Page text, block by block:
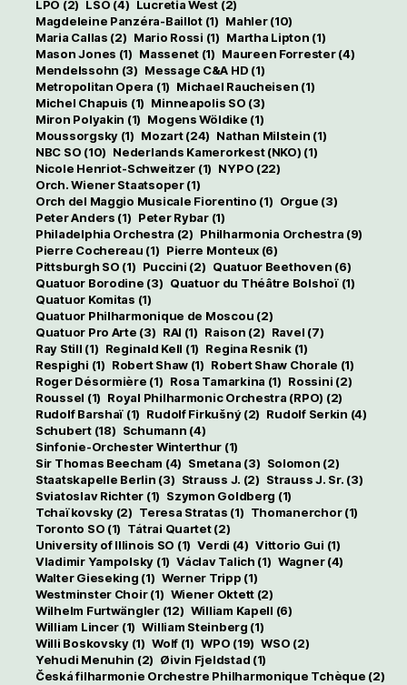
LPO (2) LSO (4) Lucretia West (2)
Magdeleine Panzéra-Baillot(1) Mahler(10)
Maria Callas (2) Mario Rossi (1) Martha Lipton (1)
Mason Jones (1) Massenet(1) Maureen Forrester(4)
Mendelssohn (3) Message C&A HD (1)
Metropolitan Opera (1) Michael Raucheisen (1)
Michel Chapuis (1) Minneapolis SO (3)
Miron Polyakin (1) Mogens Wöldike (1)
Moussorgsky(1) Mozart(24) Nathan Milstein (1)
NBC SO (10) Nederlands Kamerorkest (NKO) (1)
Nicole Henriot-Schweitzer (1) NYPO (22)
Orch. Wiener Staatsoper(1)
Orch del Maggio Musicale Fiorentino (1) Orgue (3)
Peter Anders (1) Peter Rybar(1)
Philadelphia Orchestra (2) Philharmonia Orchestra (9)
Pierre Cochereau (1) Pierre Monteux (6)
Pittsburgh SO (1) Puccini (2) Quatuor Beethoven (6)
Quatuor Borodine (3) Quatuor du Théâtre Bolshoï(1)
Quatuor Komitas (1)
Quatuor Philharmonique de Moscou (2)
Quatuor Pro Arte (3) RAI (1) Raison (2) Ravel (7)
Ray Still (1) Reginald Kell (1) Regina Resnik(1)
Respighi (1) Robert Shaw(1) Robert Shaw Chorale (1)
Roger Désormière (1) Rosa Tamarkina (1) Rossini (2)
Roussel (1) Royal Philharmonic Orchestra (RPO) (2)
Rudolf Barshaï (1) Rudolf Firkušný(2) Rudolf Serkin (4)
Schubert(18) Schumann (4)
Sinfonie-Orchester Winterthur (1)
Sir Thomas Beecham (4) Smetana (3) Solomon (2)
Staatskapelle Berlin (3) Strauss J. (2) Strauss J. Sr. (3)
Sviatoslav Richter (1) Szymon Goldberg (1)
Tchaïkovsky(2) Teresa Stratas (1) Thomanerchor(1)
Toronto SO (1) Tátrai Quartet(2)
University of Illinois SO (1) Verdi (4) Vittorio Gui (1)
Vladimir Yampolsky (1) Václav Talich (1) Wagner(4)
Walter Gieseking (1) Werner Tripp (1)
Westminster Choir(1) Wiener Oktett (2)
Wilhelm Furtwängler(12) William Kapell (6)
William Lincer (1) William Steinberg (1)
Willi Boskovsky(1) Wolf(1) WPO (19) WSO (2)
Yehudi Menuhin (2) Øivin Fjeldstad (1)
Česká filharmonie Orchestre Philharmonique Tchèque (2)